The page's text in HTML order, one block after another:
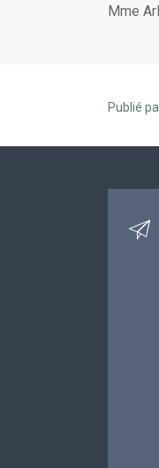
Mme
Publié